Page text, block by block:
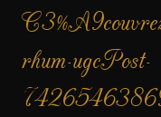
rhum-ugcPost-